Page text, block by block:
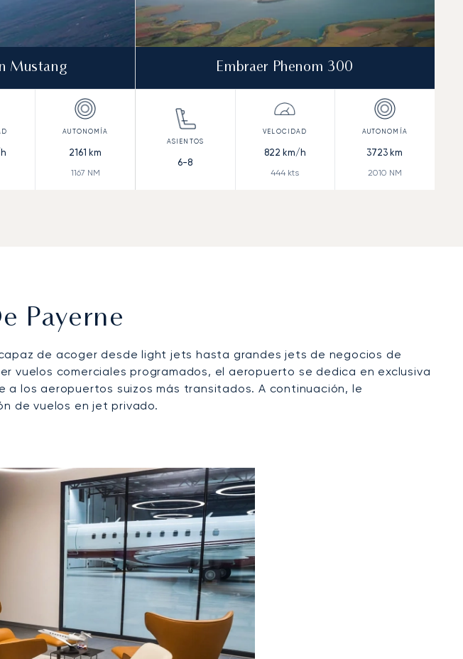
Mustang
2161 km
1167 NM
Embraer Phenom 300
6-8
822 km/h
444 kts
3723 km
2010 NM
Payerne
de acoger desde light jets hasta grandes jets de negocios de
vuelos comerciales programados, el aeropuerto se dedica en exclusiva
los aeropuertos suizos más transitados. A continuación, le
de vuelos en jet privado.